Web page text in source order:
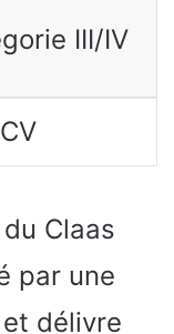
III/IV
Claas
par une
délivre